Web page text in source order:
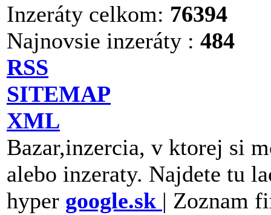
Inzeráty celkom: 76394
Najnovsie inzeráty : 484
RSS
SITEMAP
XML
Bazar,inzercia, v ktorej si
alebo inzeraty. Najdete tu
hyper google.sk | Zoznam